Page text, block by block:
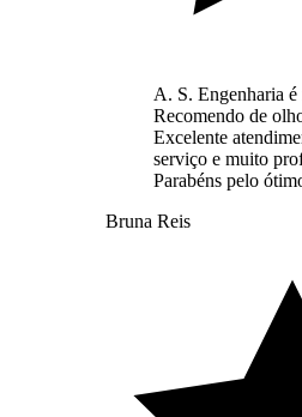
A. S. Engenharia
Recomendo de
Excelente
serviço e muito
Parabéns pelo
Bruna Reis